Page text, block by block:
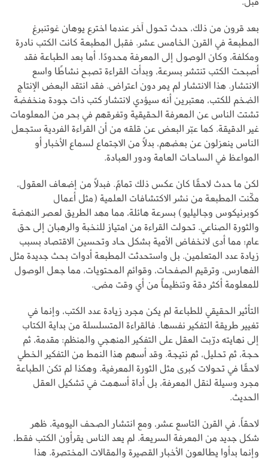
بعد قرون من ذلك، حدث تحول آخر عندما اخترع يوهان غوتنبرغ
المطبعة في القرن الخامس عشر. فقبل المطبعة كانت الكتب نادرة
ومكلفة، وكان الوصول إلى المعرفة محدودًا. أما بعد الطباعة فقد
أصبحت الكتب تنتشر بسرعة، وبدأت القراءة تصبح نشاطًا واسع
الانتشار. هذا الانتشار لم يمر دون اعتراض. فقد انتقد البعض الإنتاج
الضخم للكتب، معتبرين أنه سيؤدي لانتشار كتب ذات جودة منخفضة
تشتت الناس عن المعرفة الحقيقية وتغرقهم في بحر من المعلومات
غير الدقيقة. كما عبّر البعض عن قلقه من أن القراءة الفردية ستجعل
الناس ينعزلون عن بعضهم، بدلاً من الاجتماع لسماع الأخبار أو
المواعظ في الساحات العامة ودور العبادة.
لكن ما حدث لاحقًا كان عكس ذلك تمامً. فبدلاً من إضعاف العقول،
مكّنت المطبعة من نشر الاكتشافات العلمية (مثل أعمال
كوبرنيكوس وجاليليو) بسرعة هائلة، مما مهد الطريق لعصر النهضة
والثورة الصناعي. تحولت القراءة من امتياز للنخبة والرهبان إلى حق
عام؛ مما أدى لانخفاض الأمية بشكل حاد وتحسين الاقتصاد بسبب
زيادة عدد المتعلمين. بل واستحدثت المطبعة أدوات بحث جديدة مثل
الفهارس، وترقيم الصفحات، وقوائم المحتويات، مما جعل الوصول
للمعلومة أكثر دقة وتنظيماً من أي وقت مضى.
التأثير الحقيقي للطباعة لم يكن مجرد زيادة عدد الكتب، وإنما في
تغيير طريقة التفكير نفسها. فالقراءة المتسلسلة من بداية الكتاب
إلى نهايته درّبت العقل على التفكير المنهجي والمنظم: مقدمة، ثم
حجة، ثم تحليل، ثم نتيجة. وقد أسهم هذا النمط من التفكير الخطي
لاحقًا في تحولات كبرى مثل الثورة المعرفية. وهكذا لم تكن الطباعة
مجرد وسيلة لنقل المعرفة، بل أداة أسهمت في تشكيل العقل
الحديث.
لاحقاً، في القرن التاسع عشر، ومع انتشار الصحف اليومية، ظهر
شكل جديد من المعرفة السريعة. لم يعد الناس يقرأون الكتب فقط،
وإنما بدأوا يطالعون الأخبار القصيرة والمقالات المختصرة. هذا